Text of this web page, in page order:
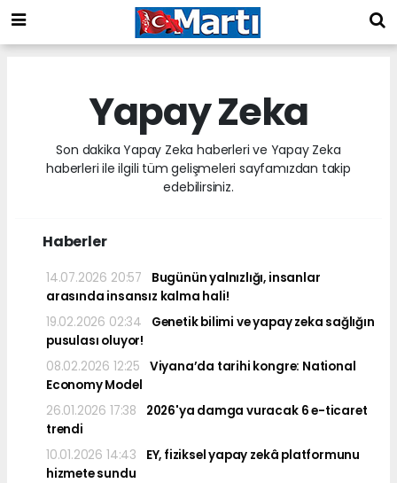
Yapay Zeka
Son dakika Yapay Zeka haberleri ve Yapay Zeka
haberleri ile ilgili tüm gelişmeleri sayfamızdan takip
edebilirsiniz.
Haberler
14.07.2026 20:57
Bugünün yalnızlığı, insanlar
arasında insansız kalma hali!
19.02.2026 02:34
Genetik bilimi ve yapay zeka sağlığın
pusulası oluyor!
08.02.2026 12:25
Viyana’da tarihi kongre: National
Economy Model
26.01.2026 17:38
2026'ya damga vuracak 6 e-ticaret
trendi
10.01.2026 14:43
EY, fiziksel yapay zekâ platformunu
hizmete sundu